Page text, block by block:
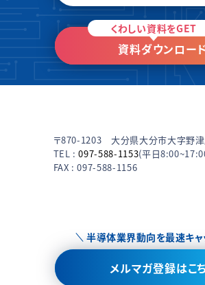
くわしい資料をGET
資料ダウンロー
〒870-1203 大分県大分市大字野
TEL :097-588-1153(平日
FAX : 097-588-1156
半導体業界動向を最速キャ
メルマガ登録はこ